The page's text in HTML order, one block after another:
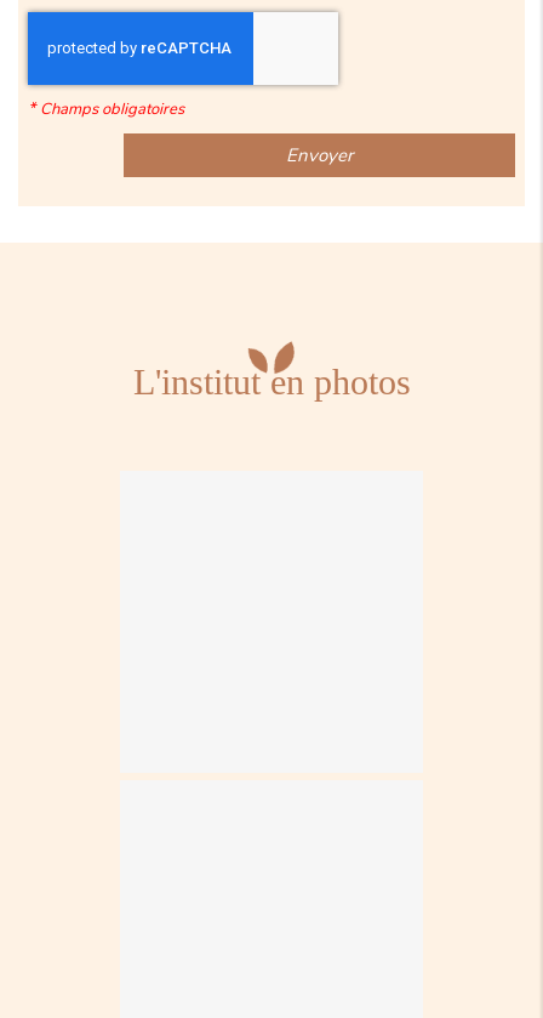
*Champs obligatoires
L'institut en photos